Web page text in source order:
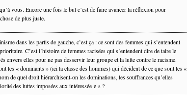
vous. Encore une fois le but c’est de faire avancer la réflexion pour
de plus juste.
dans les partis de gauche, c’est ça : ce sont des femmes qui s’entendent
C’est l’histoire de femmes racisées qui s’entendent dire de taire le
envers elles pour ne pas desservir leur groupe et la lutte contre le racisme.
les « dominants » (ici la classe des hommes) qui décident de ce que sont les «
de quel droit hiérarchisent-on les dominations, les souffrances qu’elles
des luttes imposées aux intéressée-e-s ?